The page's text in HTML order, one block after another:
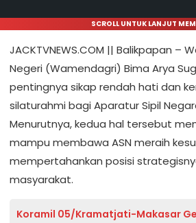
SCROLL UNTUK LANJUT
JACKTVNEWS.COM || Balikpapan –
Negeri (Wamendagri) Bima Arya
pentingnya sikap rendah hati dan
silaturahmi bagi Aparatur Sipil
Menurutnya, kedua hal tersebut
mampu membawa ASN meraih
mempertahankan posisi
masyarakat.
Koramil 05/Kramatjati-Makasar